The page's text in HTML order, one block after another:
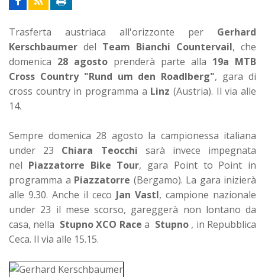
Trasferta austriaca all'orizzonte per Gerhard
Kerschbaumer del Team Bianchi Countervail, che
domenica 28 agosto prenderà parte alla 19a MTB
Cross Country "Rund um den Roadlberg", gara di
cross country in programma a Linz (Austria). Il via alle
14.
Sempre domenica 28 agosto la campionessa italiana
under 23 Chiara Teocchi sarà invece impegnata
nel Piazzatorre Bike Tour, gara Point to Point in
programma a Piazzatorre (Bergamo). La gara inizierà
alle 9.30. Anche il ceco Jan Vastl, campione nazionale
under 23 il mese scorso, gareggerà non lontano da
casa, nella Stupno XCO Race a Stupno, in Repubblica
Ceca. Il via alle 15.15.